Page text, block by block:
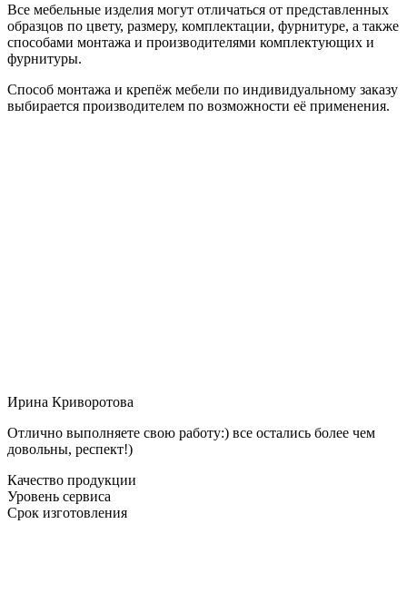
Все мебельные изделия могут отличаться от представленных
образцов по цвету, размеру, комплектации, фурнитуре, а также
способами монтажа и производителями комплектующих и
фурнитуры.
Способ монтажа и крепёж мебели по индивидуальному заказу
выбирается производителем по возможности её применения.
Ирина Криворотова
Отлично выполняете свою работу:) все остались более чем
довольны, респект!)
Качество продукции
Уровень сервиса
Срок изготовления